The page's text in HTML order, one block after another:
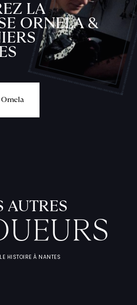
FICHES
LA
ORNELA &
Ornela
AUTRES
HISTOIRE À NANTES